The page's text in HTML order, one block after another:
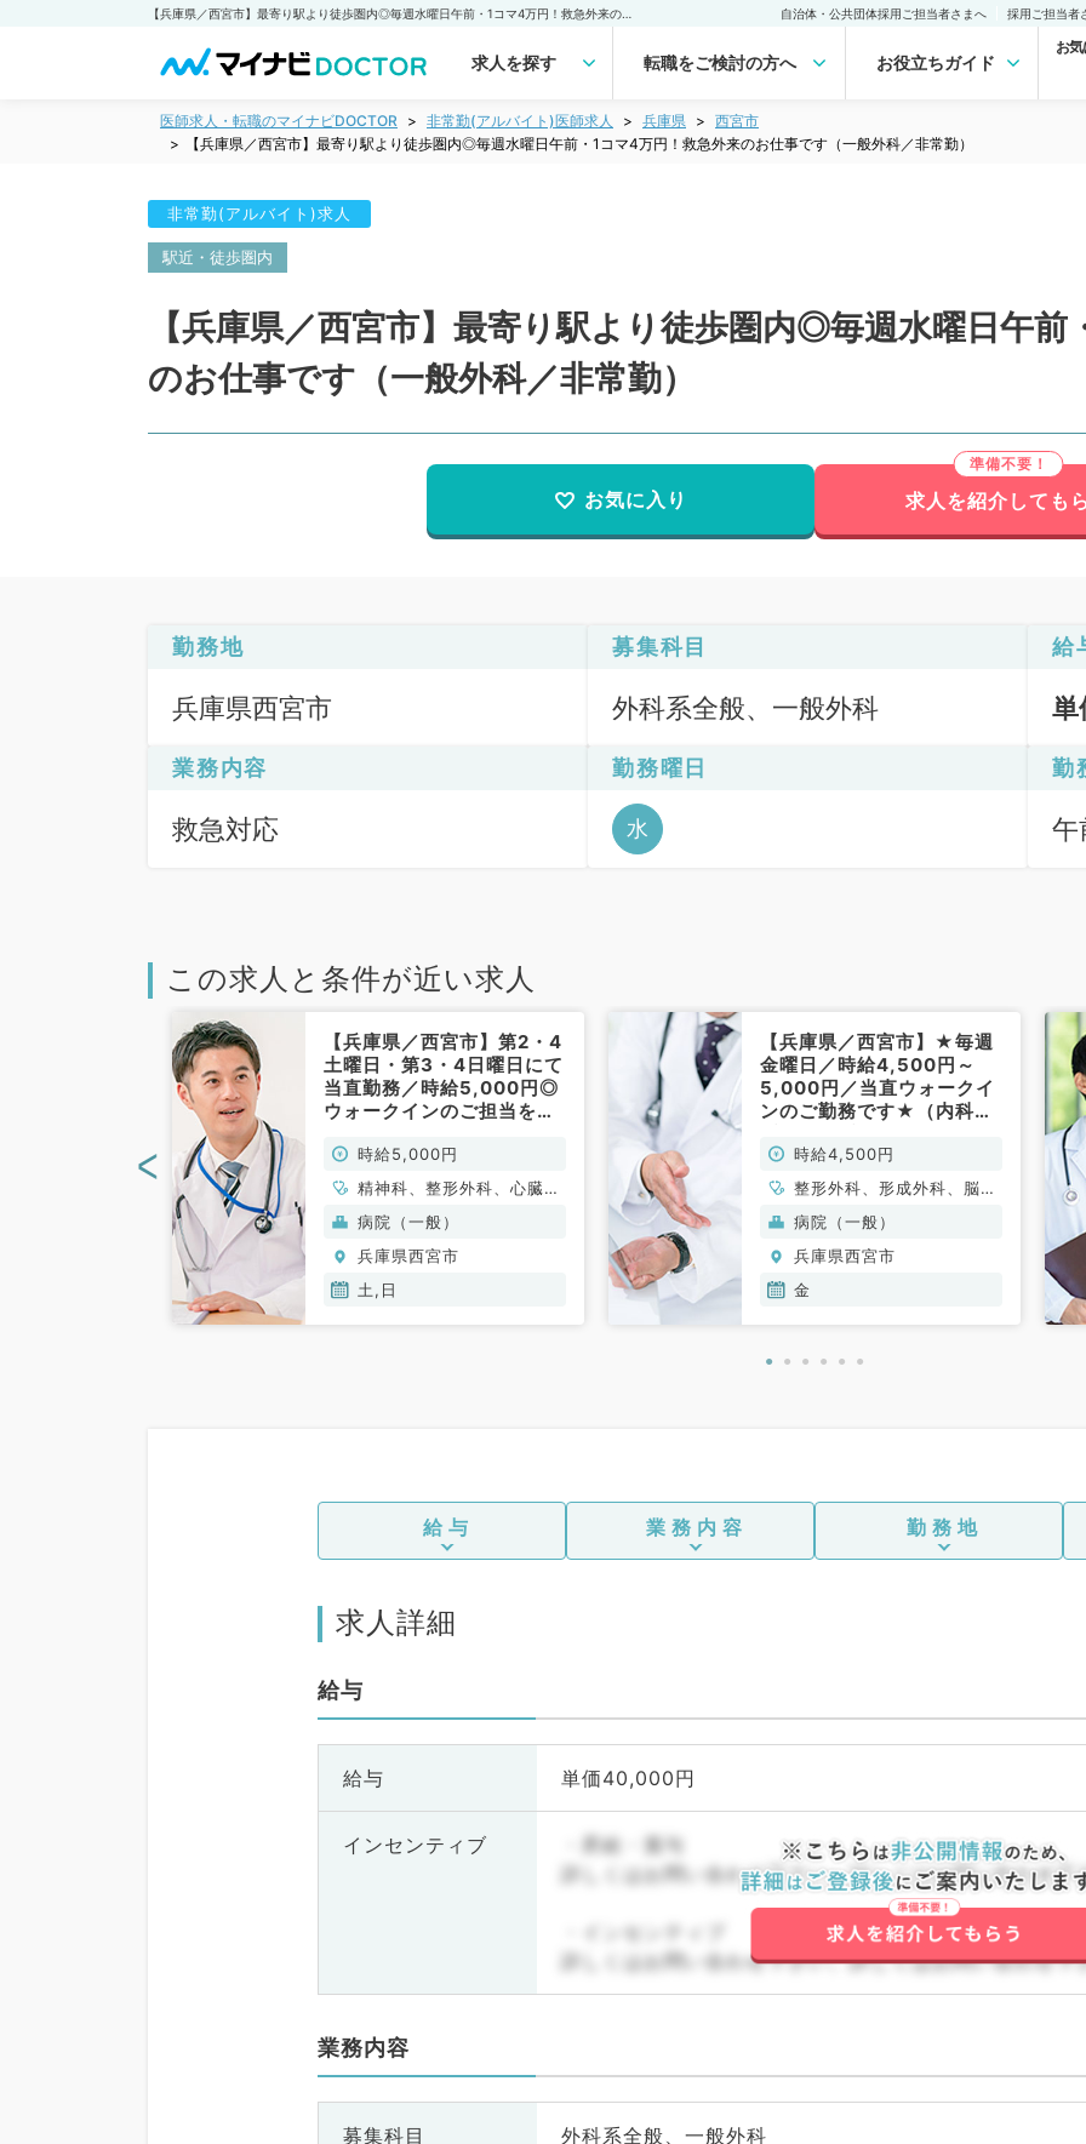
自治体・公共団体採用ご担当者さまへ 採用ご担当者
求人を探す 転職をご検討の方へ お役立ちガイド
お
医師求人・転職のマイナビDOCTOR 非常勤(アルバイト)医師求人 兵庫県
西宮市
【兵庫県／西宮市】最寄り駅より徒歩圏内◎毎週水曜日午前・1コマ4万円！救急外来のお仕事です（一般外科／非常勤）
非常勤(アルバイト)求人
駅近・徒歩圏内
【兵庫県／西宮市】最寄り駅より徒歩圏内◎毎週水曜日午
のお仕事です（一般外科／非常勤）
お気に入り 求人を紹介しても
勤務地
兵庫県西宮市
募集科目
外科系全般、一般外科
給
業務内容
救急対応
勤務曜日
水
勤
午
この求人と条件が近い求人
【兵庫県／西宮市】第2・4
土曜日・第3・4日曜日にて
当直勤務／時給5,000円◎
ウォークインのご担当をし
問／非常勤）
時給5,000円
精神科、整形外科、心臓血
管外科、一般内科、循環器
内科、呼吸器内科、消化器
内科、腎臓内科、外科系全
般、一般外科、消化器外科
病院（一般）
兵庫県西宮市
土,日
【兵庫県／西宮市】★毎週
金曜日／時給4,500円～
5,000円／当直ウォークイ
ンのご勤務です★（内科
時給4,500円
整形外科、形成外科、脳神
経外科、呼吸器外科、心臓
血管外科、小児外科、泌尿
器科、一般内科、循環器内
科、呼吸器内科、消化器内
全般、一般外科、消化器外
病院（一般）
兵庫県西宮市
金
<
給与 業務内容 勤務地
求人詳細
給与
給与 単価40,000円
インセンティブ
・昇給・賞与
詳しくはお問い合わせ下さい。詳しくはお問い合わせ下
・インセンティブ
詳しくはお問い合わせ下さい。詳しくはお問い合わせ下
業務内容
募集科目 外科系全般、一般外科